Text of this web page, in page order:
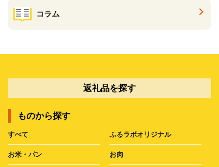
コラム
返礼品を探す
ものから探す
すべて ふるラボオリジナル
お米・パン お肉